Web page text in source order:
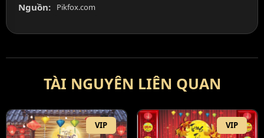
Nguồn: Pikfox.com
TÀI NGUYÊN LIÊN QUAN
VIP VIP